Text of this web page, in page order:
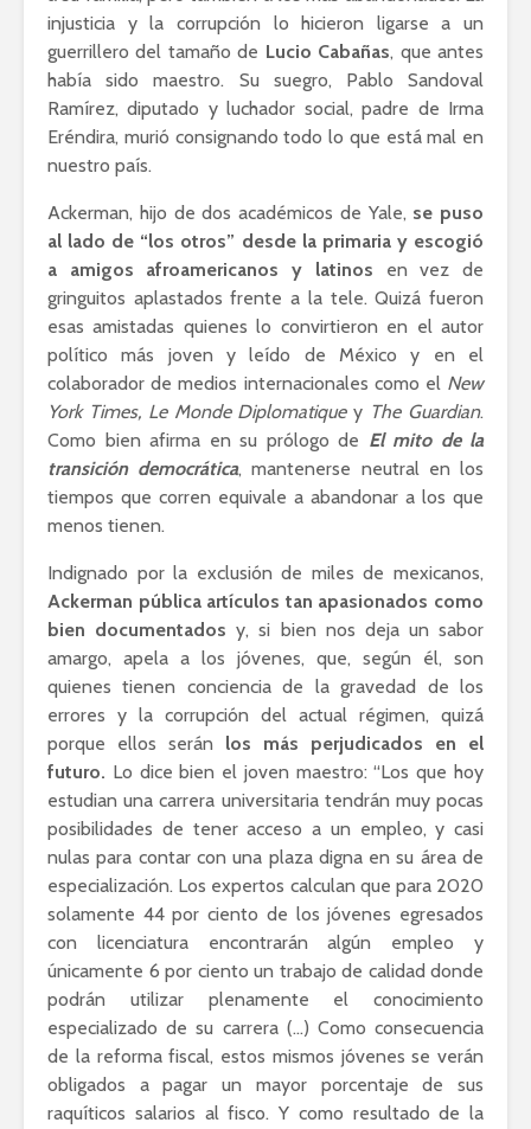
injusticia y la corrupción lo hicieron ligarse a un
guerrillero del tamaño de Lucio Cabañas, que antes
había sido maestro. Su suegro, Pablo Sandoval
Ramírez, diputado y luchador social, padre de Irma
Eréndira, murió consignando todo lo que está mal en
nuestro país.
Ackerman, hijo de dos académicos de Yale, se puso
al lado de “los otros” desde la primaria y escogió
a amigos afroamericanos y latinos en vez de
gringuitos aplastados frente a la tele. Quizá fueron
esas amistadas quienes lo convirtieron en el autor
político más joven y leído de México y en el
colaborador de medios internacionales como el New
York Times, Le Monde Diplomatiquey The Guardian.
Como bien afirma en su prólogo de El mito de la
transición democrática, mantenerse neutral en los
tiempos que corren equivale a abandonar a los que
menos tienen.
Indignado por la exclusión de miles de mexicanos,
Ackerman pública artículos tan apasionados como
bien documentados y, si bien nos deja un sabor
amargo, apela a los jóvenes, que, según él, son
quienes tienen conciencia de la gravedad de los
errores y la corrupción del actual régimen, quizá
porque ellos serán los más perjudicados en el
futuro. Lo dice bien el joven maestro: “Los que hoy
estudian una carrera universitaria tendrán muy pocas
posibilidades de tener acceso a un empleo, y casi
nulas para contar con una plaza digna en su área de
especialización. Los expertos calculan que para 2020
solamente 44 por ciento de los jóvenes egresados
con licenciatura encontrarán algún empleo y
únicamente 6 por ciento un trabajo de calidad donde
podrán utilizar plenamente el conocimiento
especializado de su carrera (…) Como consecuencia
de la reforma fiscal, estos mismos jóvenes se verán
obligados a pagar un mayor porcentaje de sus
raquíticos salarios al fisco. Y como resultado de la